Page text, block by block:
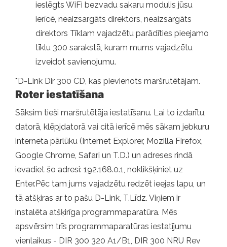
ieslēgts WiFi bezvadu sakaru modulis jūsu
ierīcē, neaizsargāts direktors, neaizsargāts
direktors Tīklam vajadzētu parādīties pieejamo
tīklu 300 sarakstā, kuram mums vajadzētu
izveidot savienojumu.
*D-Link Dir 300 CD, kas pievienots maršrutētājam.
Roter iestatīšana
Sāksim tieši maršrutētāja iestatīšanu. Lai to izdarītu,
datorā, klēpjdatorā vai citā ierīcē mēs sākam jebkuru
interneta pārlūku (Internet Explorer, Mozilla Firefox,
Google Chrome, Safari un T.D.) un adreses rindā
ievadiet šo adresi: 192.168.0.1, noklikšķiniet uz
Enter.Pēc tam jums vajadzētu redzēt ieejas lapu, un
tā atšķiras ar to pašu D-Link, T.Līdz. Viņiem ir
instalēta atšķirīga programmaparatūra. Mēs
apsvērsim trīs programmaparatūras iestatījumu
vienlaikus - DIR 300 320 A1/B1, DIR 300 NRU Rev